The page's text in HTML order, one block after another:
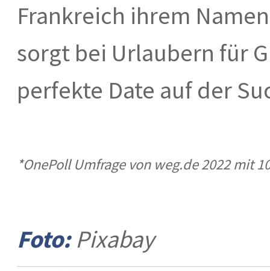
Frankreich ihrem
sorgt bei Urlaubern für
perfekte Date auf der
*OnePoll Umfrage von weg.de 2022 mit
Foto:Pixabay